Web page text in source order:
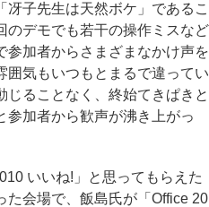
子先生は天然ボケ」であるこ
のデモでも若干の操作ミスなど
参加者からさまざまなかけ声を
囲気もいつもとまるで違ってい
じることなく、終始てきぱきと
参加者から歓声が沸き上がっ
いいね!」と思ってもらえた
た会場で、飯島氏が「Office 20